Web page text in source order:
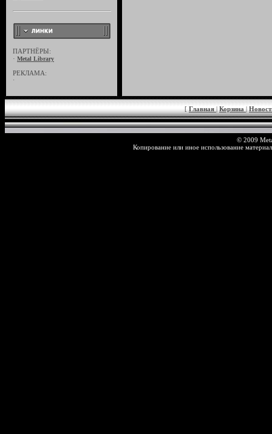
ПАРТНЁРЫ:
· Metal Library
РЕКЛАМА:
·
[ Главная | Корзина |
© 2009
Копирование или иное использование